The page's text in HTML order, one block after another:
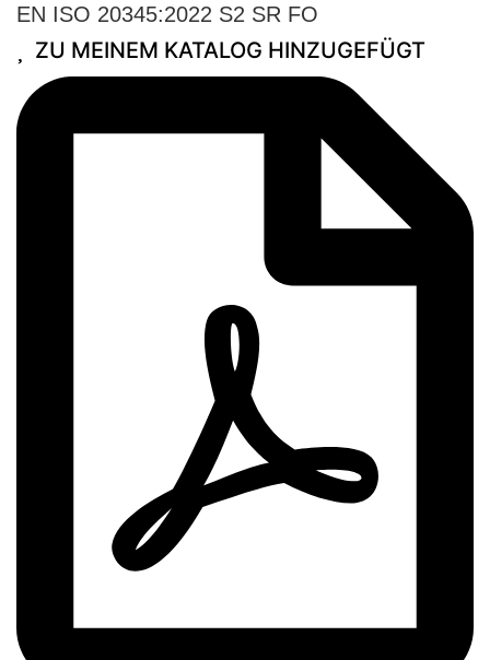
EN ISO 20345:2022 S2 SR FO
ZU MEINEM KATALOG HINZUGEFÜGT